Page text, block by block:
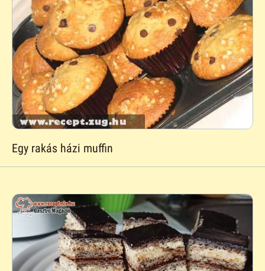
Egy rakás házi muffin